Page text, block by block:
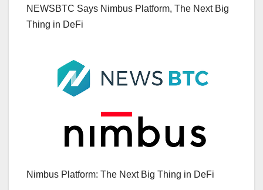
NEWSBTC Says Nimbus Platform, The Next Big
Thing in DeFi
Nimbus Platform: The Next Big Thing in DeFi